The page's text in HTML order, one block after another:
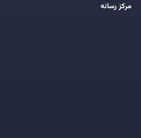
مرکز رسانه